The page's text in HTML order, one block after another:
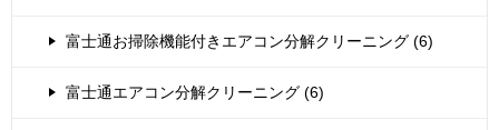
富士通お掃除機能付きエアコン分解クリーニング (6)
富士通エアコン分解クリーニング (6)